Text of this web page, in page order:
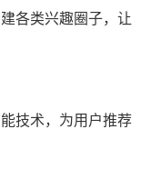
各类兴趣圈子，让
技术，为用户推荐